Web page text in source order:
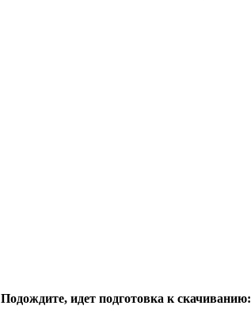
Подождите, идет подготовка к скачиванию: